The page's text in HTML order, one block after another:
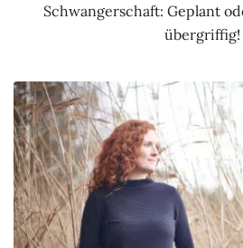
Schwangerschaft: Geplant
übergriffig!